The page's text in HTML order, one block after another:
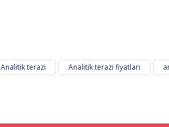
Yorum Yaz
Analitik terazi Analitik terazi fiyatları